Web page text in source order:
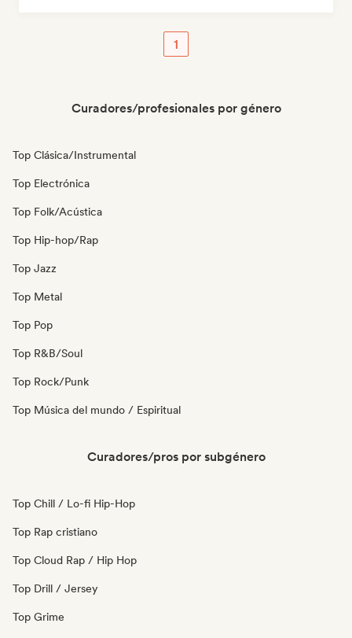
1
Curadores/profesionales por género
Top Clásica/Instrumental
Top Electrónica
Top Folk/Acústica
Top Hip-hop/Rap
Top Jazz
Top Metal
Top Pop
Top R&B/Soul
Top Rock/Punk
Top Música del mundo / Espiritual
Curadores/pros por subgénero
Top Chill / Lo-fi Hip-Hop
Top Rap cristiano
Top Cloud Rap / Hip Hop
Top Drill / Jersey
Top Grime